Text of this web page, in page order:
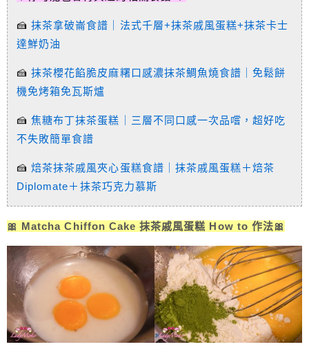
🍰抹茶拿破崙食譜｜法式千層+抹茶戚風蛋糕+抹茶卡士
達鮮奶油
🍰抹茶櫻花餡脆皮麻糬口感濃抹茶鯛魚燒食譜｜免鬆餅
機免烤箱免瓦斯爐
🍰焦糖布丁抹茶蛋糕｜三層不同口感一次品嚐，超好吃
不失敗簡單食譜
🍰焙茶抹茶戚風夾心蛋糕食譜｜抹茶戚風蛋糕＋焙茶
Diplomate＋抹茶巧克力慕斯
🎀 Matcha Chiffon Cake 抹茶戚風蛋糕 How to 作法🎀